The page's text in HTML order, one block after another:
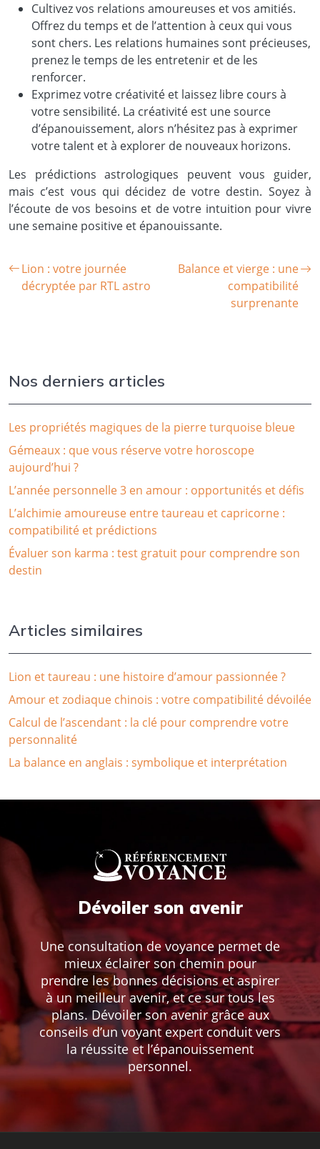
Cultivez vos relations amoureuses et vos amitiés.
Offrez du temps et de l’attention à ceux qui vous
sont chers. Les relations humaines sont précieuses,
prenez le temps de les entretenir et de les
renforcer.
Exprimez votre créativité et laissez libre cours à
votre sensibilité. La créativité est une source
d’épanouissement, alors n’hésitez pas à exprimer
votre talent et à explorer de nouveaux horizons.
Les prédictions astrologiques peuvent vous guider,
mais c’est vous qui décidez de votre destin. Soyez à
l’écoute de vos besoins et de votre intuition pour vivre
une semaine positive et épanouissante.
Lion : votre journée
décryptée par RTL astro
Balance et vierge : une
compatibilité
surprenante
Nos derniers articles
Les propriétés magiques de la pierre turquoise bleue
Gémeaux : que vous réserve votre horoscope
aujourd’hui ?
L’année personnelle 3 en amour : opportunités et défis
L’alchimie amoureuse entre taureau et capricorne :
compatibilité et prédictions
Évaluer son karma : test gratuit pour comprendre son
destin
Articles similaires
Lion et taureau : une histoire d’amour passionnée ?
Amour et zodiaque chinois : votre compatibilité dévoilée
Calcul de l’ascendant : la clé pour comprendre votre
personnalité
La balance en anglais : symbolique et interprétation
Dévoiler son avenir
Une consultation de voyance permet de
mieux éclairer son chemin pour
prendre les bonnes décisions et aspirer
à un meilleur avenir, et ce sur tous les
plans. Dévoiler son avenir grâce aux
conseils d’un voyant expert conduit vers
la réussite et l’épanouissement
personnel.